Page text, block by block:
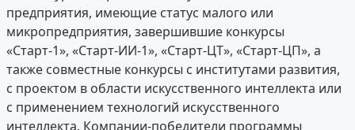
предприятия, имеющие статус малого или
микропредприятия, завершившие конкурсы
«Старт-1», «Старт-ИИ-1», «Старт-ЦТ», «Старт-ЦП», а
также совместные конкурсы с институтами развития,
с проектом в области искусственного интеллекта или
с применением технологий искусственного
интеллекта. Компании-победители программы